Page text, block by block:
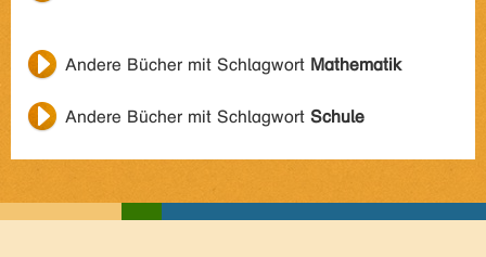
Andere Bücher mit Schlagwort Mathematik
Andere Bücher mit Schlagwort Schule